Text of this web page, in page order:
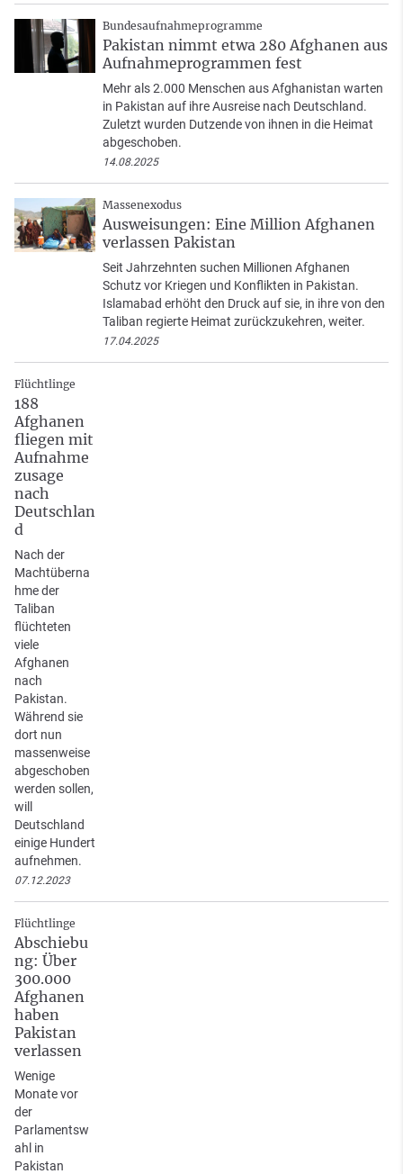
Bundesaufnahmeprogramme
Pakistan nimmt etwa 280 Afghanen aus
Aufnahmeprogrammen fest
Mehr als 2.000 Menschen aus Afghanistan warten
in Pakistan auf ihre Ausreise nach Deutschland.
Zuletzt wurden Dutzende von ihnen in die Heimat
abgeschoben.
14.08.2025
Massenexodus
Ausweisungen: Eine Million Afghanen
verlassen Pakistan
Seit Jahrzehnten suchen Millionen Afghanen
Schutz vor Kriegen und Konflikten in Pakistan.
Islamabad erhöht den Druck auf sie, in ihre von den
Taliban regierte Heimat zurückzukehren, weiter.
17.04.2025
Flüchtlinge
188
Afghanen
fliegen mit
Aufnahme
zusage
nach
Deutschlan
d
Nach der
Machtüberna
hme der
Taliban
flüchteten
viele
Afghanen
nach
Pakistan.
Während sie
dort nun
massenweise
abgeschoben
werden sollen,
will
Deutschland
einige Hundert
aufnehmen.
07.12.2023
Flüchtlinge
Abschiebu
ng: Über
300.000
Afghanen
haben
Pakistan
verlassen
Wenige
Monate vor
der
Parlamentsw
ahl in
Pakistan